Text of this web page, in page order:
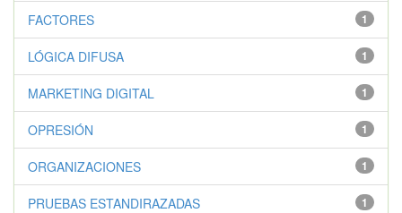
1
FACTORES
1
LÓGICA DIFUSA
1
MARKETING DIGITAL
1
OPRESIÓN
1
ORGANIZACIONES
1
PRUEBAS ESTANDIRAZADAS